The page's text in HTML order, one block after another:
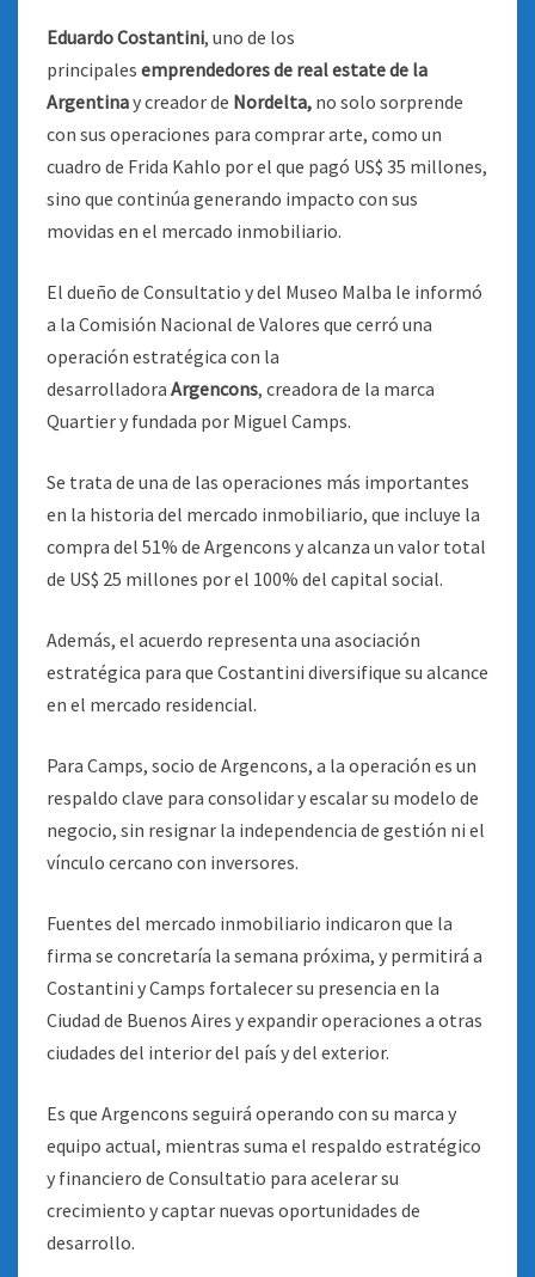
Eduardo Costantini, uno de los
principales emprendedores de real estate de la
Argentinay creador de Nordelta, no solo sorprende
con sus operaciones para comprar arte, como un
cuadro de Frida Kahlo por el que pagó US$ 35 millones,
sino que continúa generando impacto con sus
movidas en el mercado inmobiliario.
El dueño de Consultatio y del Museo Malba le informó
a la Comisión Nacional de Valores que cerró una
operación estratégica con la
desarrolladora Argencons, creadora de la marca
Quartier y fundada por Miguel Camps.
Se trata de una de las operaciones más importantes
en la historia del mercado inmobiliario, que incluye la
compra del 51% de Argencons y alcanza un valor total
de US$ 25 millones por el 100% del capital social.
Además, el acuerdo representa una asociación
estratégica para que Costantini diversifique su alcance
en el mercado residencial.
Para Camps, socio de Argencons, a la operación es un
respaldo clave para consolidar y escalar su modelo de
negocio, sin resignar la independencia de gestión ni el
vínculo cercano con inversores.
Fuentes del mercado inmobiliario indicaron que la
firma se concretaría la semana próxima, y permitirá a
Costantini y Camps fortalecer su presencia en la
Ciudad de Buenos Aires y expandir operaciones a otras
ciudades del interior del país y del exterior.
Es que Argencons seguirá operando con su marca y
equipo actual, mientras suma el respaldo estratégico
y financiero de Consultatio para acelerar su
crecimiento y captar nuevas oportunidades de
desarrollo.